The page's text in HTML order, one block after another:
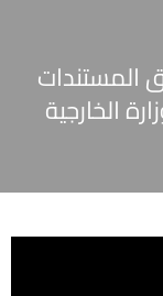
المستندات
الخارجية